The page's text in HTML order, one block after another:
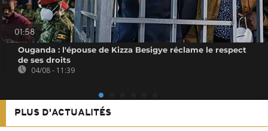
01:58
Ouganda : l'épouse de Kizza Besigye réclame le respect
de ses droits
04/08 - 11:39
PLUS D'ACTUALITÉS